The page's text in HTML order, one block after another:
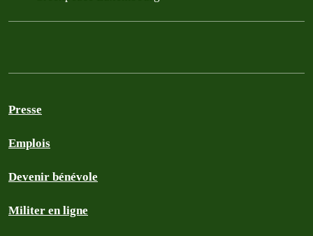
Presse
Emplois
Devenir bénévole
Militer en ligne